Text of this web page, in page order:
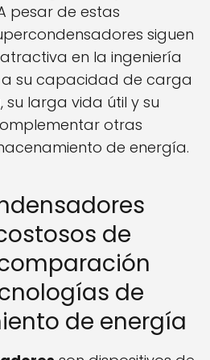
pesar de estas
siguen
en la ingeniería
su capacidad de carga
larga vida útil y su
otras
de energía.
de
de
de energía